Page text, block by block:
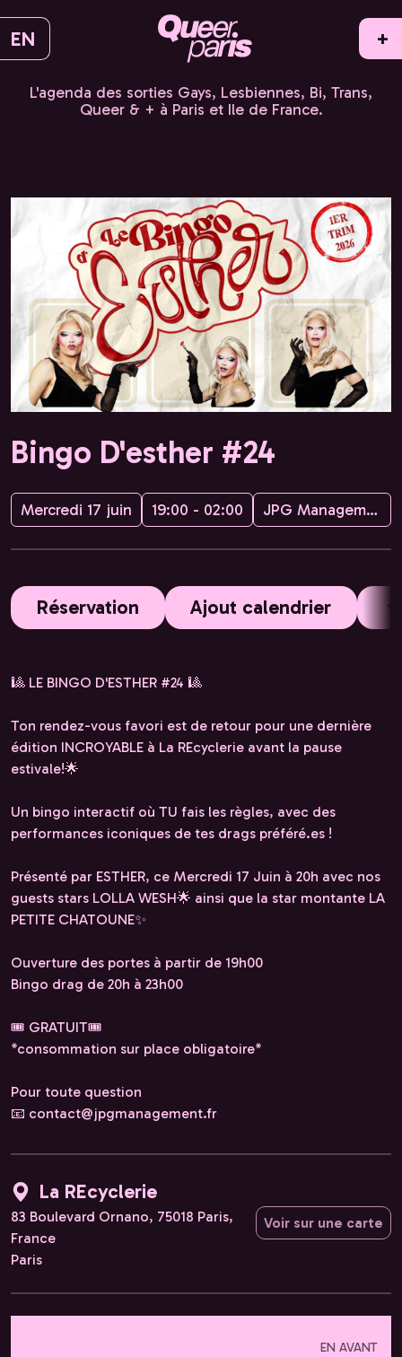
EN +
L'agenda des sorties Gays, Lesbiennes, Bi, Trans,
Queer & + à Paris et Ile de France.
Bingo D'esther #24
Mercredi 17 juin 19:00 - 02:00 JPG Management
Réservation Ajout calendrier
🎱 LE BINGO D'ESTHER #24 🎱
Ton rendez-vous favori est de retour pour une dernière
édition INCROYABLE à La REcyclerie avant la pause
estivale!🌟
Un bingo interactif où TU fais les règles, avec des
performances iconiques de tes drags préféré.es !
Présenté par ESTHER, ce Mercredi 17 Juin à 20h avec nos
guests stars LOLLA WESH🌟 ainsi que la star montante LA
PETITE CHATOUNE✨️
Ouverture des portes à partir de 19h00
Bingo drag de 20h à 23h00
🎟️ GRATUIT🎟️
*consommation sur place obligatoire*
Pour toute question
📧 contact@jpgmanagement.fr
La REcyclerie
83 Boulevard Ornano, 75018 Paris,
France
Paris
Voir sur une carte
EN AVANT